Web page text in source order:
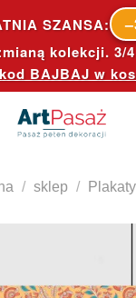
SZANSA:
kolekcji. 3/
BAJBAJ w
/ sklep /